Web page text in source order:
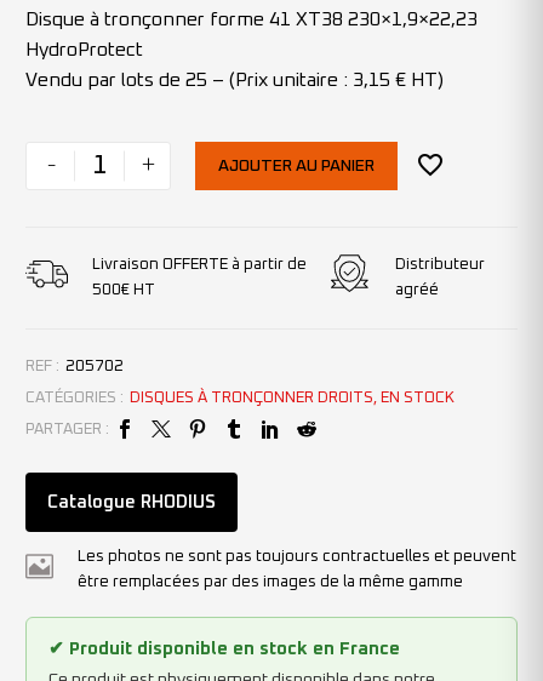
Disque à tronçonner forme 41 XT38 230×1,9×22,23
HydroProtect
Vendu par lots de 25 – (Prix unitaire : 3,15 € HT)
- + AJOUTER AU PANIER
Livraison OFFERTE à partir de
500€ HT
Distributeur
agréé
REF : 205702
CATÉGORIES :
DISQUES À TRONÇONNER DROITS, EN STOCK
PARTAGER :
Catalogue RHODIUS
Les photos ne sont pas toujours contractuelles et peuvent
être remplacées par des images de la même gamme
✔ Produit disponible en stock en France